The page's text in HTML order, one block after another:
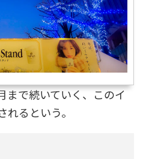
まで続いていく、このイ
るという。